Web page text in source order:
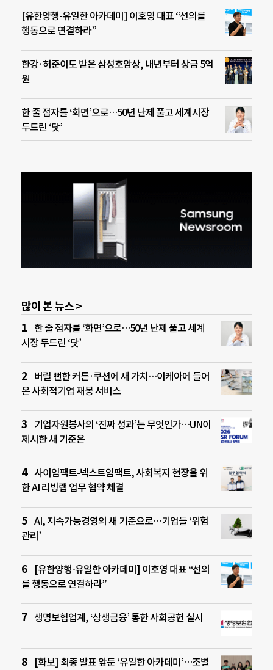
[유한양행-유일한 아카데미] 이호영 대표 “선의를
행동으로 연결하라”
한강·허준이도 받은 삼성호암상, 내년부터 상금 5억
원
한 줄 점자를 ‘화면’으로…50년 난제 풀고 세계시장
두드린 ‘닷’
많이 본 뉴스 >
한 줄 점자를 ‘화면’으로…50년 난제 풀고 세계
시장 두드린 ‘닷’
버릴 뻔한 커튼·쿠션에 새 가치…이케아에 들어
온 사회적기업 재봉 서비스
기업자원봉사의 ‘진짜 성과’는 무엇인가…UN이
제시한 새 기준은
사이임팩트-넥스트임팩트, 사회복지 현장을 위
한 AI 리빙랩 업무 협약 체결
AI, 지속가능경영의 새 기준으로…기업들 ‘위험
관리’
[유한양행-유일한 아카데미] 이호영 대표 “선의
를 행동으로 연결하라”
생명보험업계, ‘상생금융’ 통한 사회공헌 실시
[화보] 최종 발표 앞둔 ‘유일한 아카데미’…조별